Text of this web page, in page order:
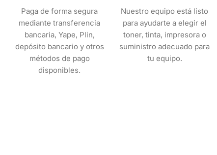
Paga de forma segura
mediante transferencia
bancaria, Yape, Plin,
depósito bancario y otros
métodos de pago
disponibles.
Nuestro equipo está listo
para ayudarte a elegir el
toner, tinta, impresora o
suministro adecuado para
tu equipo.